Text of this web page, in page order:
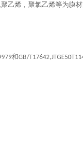
乙烯，聚氯乙烯等为膜
和GB/